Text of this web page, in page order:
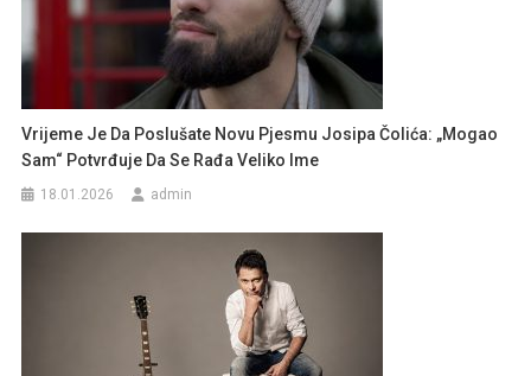
Vrijeme Je Da Poslušate Novu Pjesmu Josipa Čolića: „Mogao
Sam“ Potvrđuje Da Se Rađa Veliko Ime
18.01.2026 admin